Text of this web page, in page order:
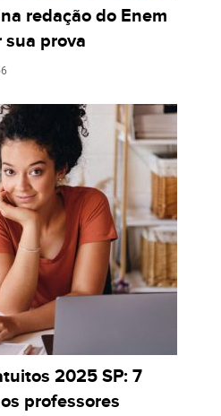
redação do Enem
sua prova
2025 SP: 7
professores